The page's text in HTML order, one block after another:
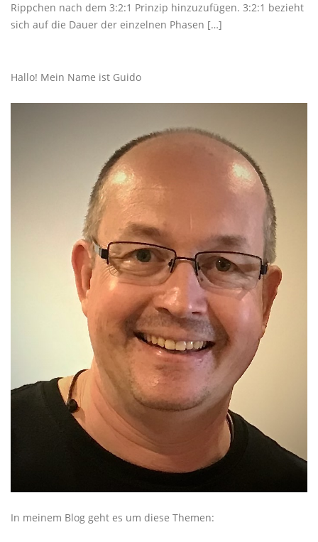
Rippchen nach dem 3:2:1 Prinzip hinzuzufügen. 3:2:1 bezieht
sich auf die Dauer der einzelnen Phasen […]
Hallo! Mein Name ist Guido
In meinem Blog geht es um diese Themen: